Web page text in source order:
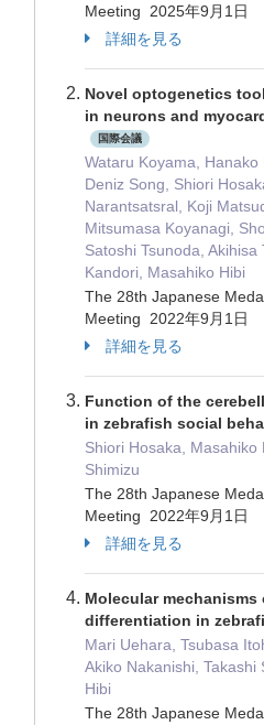
Meeting 2025年9月1日
詳細を見る
Novel optogenetics
in neurons and
国際会議
Wataru Koyama, Hanako
Deniz Song, Shiori
Narantsatsral, Koji
Mitsumasa Koyanagi,
Satoshi Tsunoda, Akihisa
Kandori, Masahiko Hibi
The 28th Japanese
Meeting 2022年9月1日
詳細を見る
Function of the
in zebrafish social
Shiori Hosaka, Masahiko
Shimizu
The 28th Japanese
Meeting 2022年9月1日
詳細を見る
Molecular mechanisms
differentiation in
Mari Uehara, Tsubasa
Akiko Nakanishi, Takashi
Hibi
The 28th Japanese